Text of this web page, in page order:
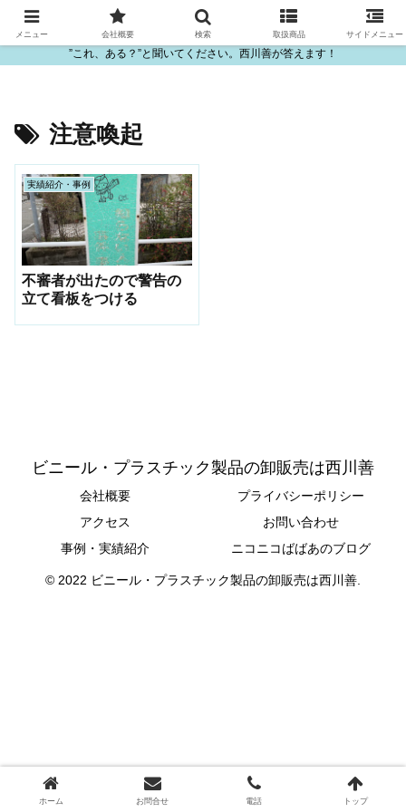
ビニール・プラスチック製品の卸販売は西川善
”これ、ある？”と聞いてください。西川善が答えます！
注意喚起
実績紹介・事例
不審者が出たので警告の
立て看板をつける
ビニール・プラスチック製品の卸販売は西川善
会社概要
プライバシーポリシー
アクセス
お問い合わせ
事例・実績紹介
ニコニコばばあのブログ
© 2022 ビニール・プラスチック製品の卸販売は西川善.
メニュー 会社概要 検索 取扱商品 サイドメニュー
ホーム お問合せ 電話 トップ